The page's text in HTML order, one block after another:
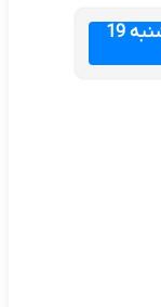
قیمت دینار امروز دوشنبه 19